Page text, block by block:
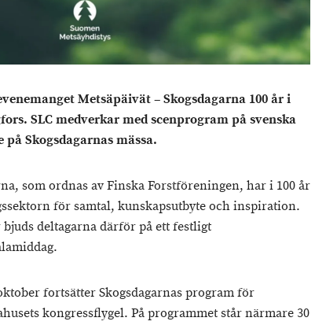
Metsäpäivät – Skogsdagarna 100 år i
SLC medverkar med scenprogram på svenska
Skogsdagarnas mässa.
som ordnas av Finska Forstföreningen, har i 100 år
för samtal, kunskapsutbyte och inspiration.
bjuds deltagarna därför på ett festligt
fortsätter Skogsdagarnas program för
kongressflygel. På programmet står närmare 30